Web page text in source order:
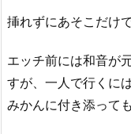
挿れずにあそこだけ
エッチ前には和音が
すが、一人で行くに
みかんに付き添って